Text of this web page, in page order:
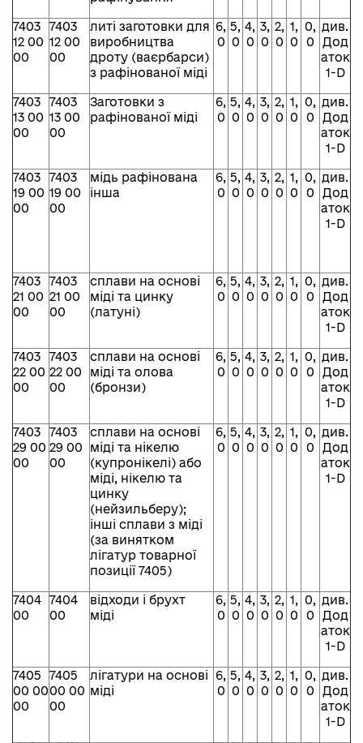
7403
12 00
00
7403
12 00
00
литі заготовки для
виробництва
дроту (ваєрбарси)
з рафінованої міді
6,
0
5,
0
4,
0
3,
0
2,
0
1,
0
0,
0
див.
Дод
аток
1-D
7403
13 00
00
7403
13 00
00
Заготовки з
рафінованої міді
6,
0
5,
0
4,
0
3,
0
2,
0
1,
0
0,
0
див.
Дод
аток
1-D
7403
19 00
00
7403
19 00
00
мідь рафінована
інша
6,
0
5,
0
4,
0
3,
0
2,
0
1,
0
0,
0
див.
Дод
аток
1-D
7403
21 00
00
7403
21 00
00
сплави на основі
міді та цинку
(латуні)
6,
0
5,
0
4,
0
3,
0
2,
0
1,
0
0,
0
див.
Дод
аток
1-D
7403
22 00
00
7403
22 00
00
сплави на основі
міді та олова
(бронзи)
6,
0
5,
0
4,
0
3,
0
2,
0
1,
0
0,
0
див.
Дод
аток
1-D
7403
29 00
00
7403
29 00
00
сплави на основі
міді та нікелю
(купронікелі) або
міді, нікелю та
цинку
(нейзильберу);
інші сплави з міді
(за винятком
лігатур товарної
позиції 7405)
6,
0
5,
0
4,
0
3,
0
2,
0
1,
0
0,
0
див.
Дод
аток
1-D
7404
00
7404
00
відходи і брухт
міді
6,
0
5,
0
4,
0
3,
0
2,
0
1,
0
0,
0
див.
Дод
аток
1-D
7405
00 00
00
7405
00 00
00
лігатури на основі
міді
6,
0
5,
0
4,
0
3,
0
2,
0
1,
0
0,
0
див.
Дод
аток
1-D